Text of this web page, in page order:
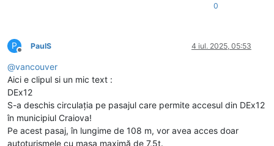
0
P
Deconectat
PaulS 4 iul. 2025, 05:53
@vancouver
Aici e clipul si un mic text :
DEx12
S-a deschis circulația pe pasajul care permite accesul din DEx12
în municipiul Craiova!
Pe acest pasaj, în lungime de 108 m, vor avea acces doar
autoturismele cu masa maximă de 7,5t.